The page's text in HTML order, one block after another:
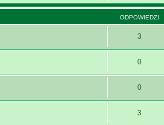
ODPOWIEDZI
3
0
0
3